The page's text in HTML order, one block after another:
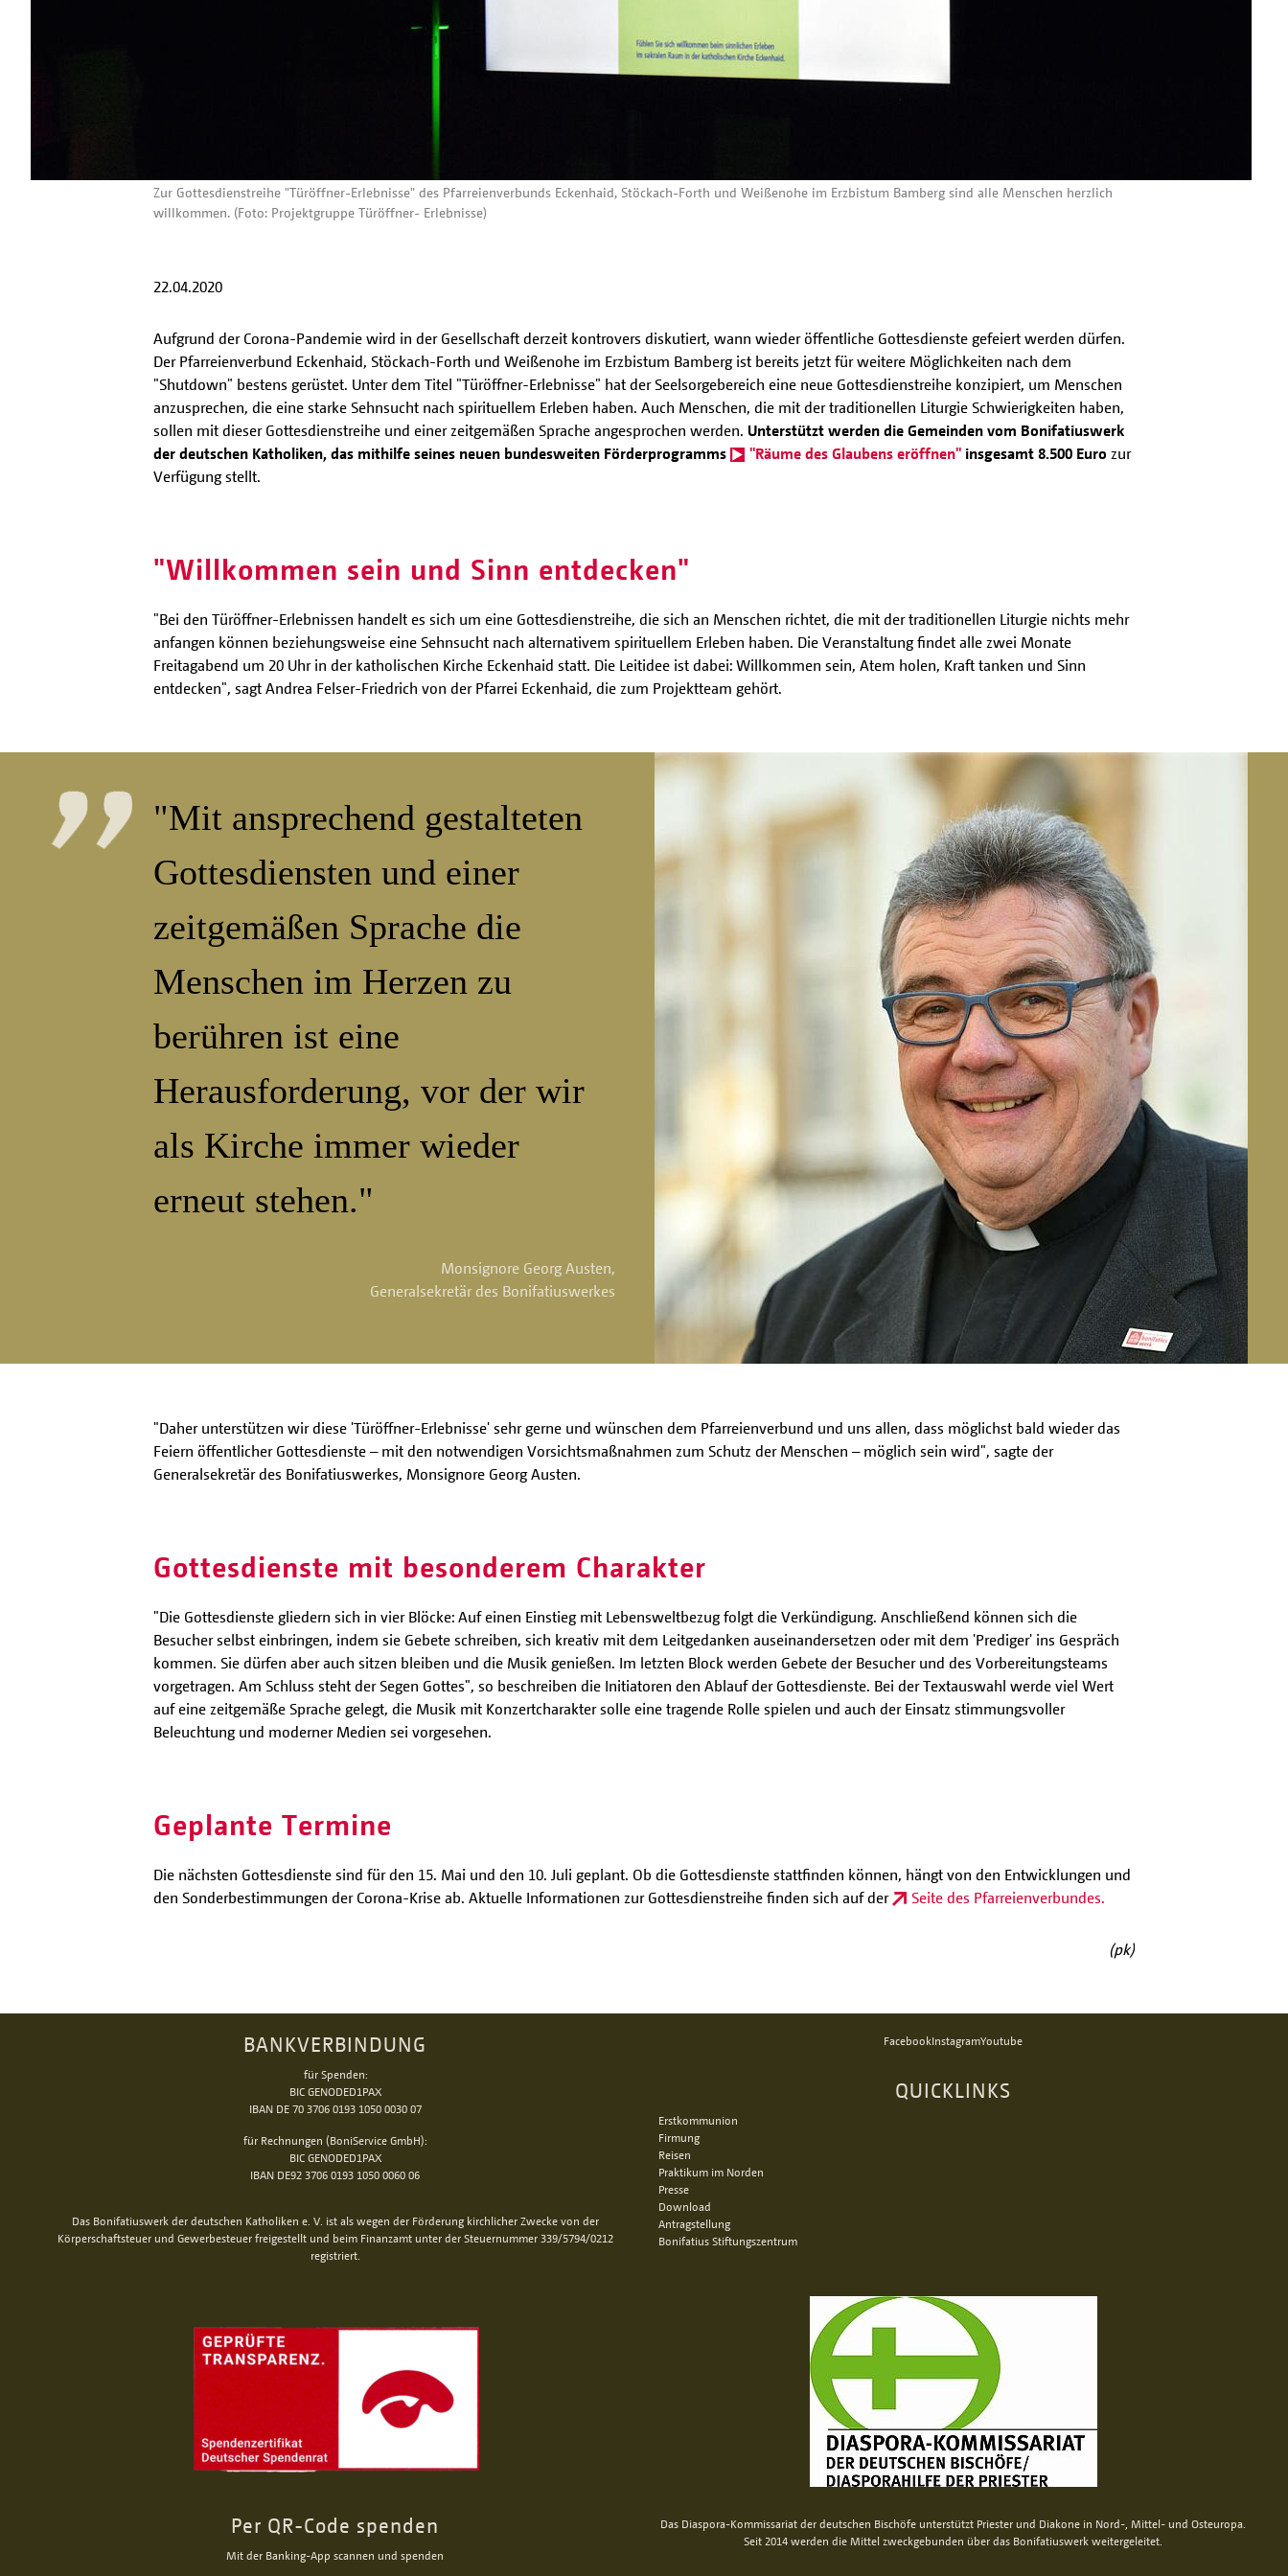
Zur Gottesdienstreihe "Türöffner-Erlebnisse" des Pfarreienverbunds Eckenhaid, Stöckach-Forth und Weißenohe im Erzbistum Bamberg sind alle Menschen herzlich
willkommen. (Foto: Projektgruppe Türöffner- Erlebnisse)
22.04.2020
Aufgrund der Corona-Pandemie wird in der Gesellschaft derzeit kontrovers diskutiert, wann wieder öffentliche Gottesdienste gefeiert werden dürfen.
Der Pfarreienverbund Eckenhaid, Stöckach-Forth und Weißenohe im Erzbistum Bamberg ist bereits jetzt für weitere Möglichkeiten nach dem
"Shutdown" bestens gerüstet. Unter dem Titel "Türöffner-Erlebnisse" hat der Seelsorgebereich eine neue Gottesdienstreihe konzipiert, um Menschen
anzusprechen, die eine starke Sehnsucht nach spirituellem Erleben haben. Auch Menschen, die mit der traditionellen Liturgie Schwierigkeiten haben,
sollen mit dieser Gottesdienstreihe und einer zeitgemäßen Sprache angesprochen werden. Unterstützt werden die Gemeinden vom Bonifatiuswerk
der deutschen Katholiken, das mithilfe seines neuen bundesweiten Förderprogramms
"Räume des Glaubens eröffnen" insgesamt 8.500 Euro zur
Verfügung stellt.
"Willkommen sein und Sinn entdecken"
"Bei den Türöffner-Erlebnissen handelt es sich um eine Gottesdienstreihe, die sich an Menschen richtet, die mit der traditionellen Liturgie nichts mehr
anfangen können beziehungsweise eine Sehnsucht nach alternativem spirituellem Erleben haben. Die Veranstaltung findet alle zwei Monate
Freitagabend um 20 Uhr in der katholischen Kirche Eckenhaid statt. Die Leitidee ist dabei: Willkommen sein, Atem holen, Kraft tanken und Sinn
entdecken", sagt Andrea Felser-Friedrich von der Pfarrei Eckenhaid, die zum Projektteam gehört.
"Mit ansprechend gestalteten
Gottesdiensten und einer
zeitgemäßen Sprache die
Menschen im Herzen zu
berühren ist eine
Herausforderung, vor der wir
als Kirche immer wieder
erneut stehen."
Monsignore Georg Austen,
Generalsekretär des Bonifatiuswerkes
"Daher unterstützen wir diese 'Türöffner-Erlebnisse' sehr gerne und wünschen dem Pfarreienverbund und uns allen, dass möglichst bald wieder das
Feiern öffentlicher Gottesdienste – mit den notwendigen Vorsichtsmaßnahmen zum Schutz der Menschen – möglich sein wird", sagte der
Generalsekretär des Bonifatiuswerkes, Monsignore Georg Austen.
Gottesdienste mit besonderem Charakter
"Die Gottesdienste gliedern sich in vier Blöcke: Auf einen Einstieg mit Lebensweltbezug folgt die Verkündigung. Anschließend können sich die
Besucher selbst einbringen, indem sie Gebete schreiben, sich kreativ mit dem Leitgedanken auseinandersetzen oder mit dem 'Prediger' ins Gespräch
kommen. Sie dürfen aber auch sitzen bleiben und die Musik genießen. Im letzten Block werden Gebete der Besucher und des Vorbereitungsteams
vorgetragen. Am Schluss steht der Segen Gottes", so beschreiben die Initiatoren den Ablauf der Gottesdienste. Bei der Textauswahl werde viel Wert
auf eine zeitgemäße Sprache gelegt, die Musik mit Konzertcharakter solle eine tragende Rolle spielen und auch der Einsatz stimmungsvoller
Beleuchtung und moderner Medien sei vorgesehen.
Geplante Termine
Die nächsten Gottesdienste sind für den 15. Mai und den 10. Juli geplant. Ob die Gottesdienste stattfinden können, hängt von den Entwicklungen und
den Sonderbestimmungen der Corona-Krise ab. Aktuelle Informationen zur Gottesdienstreihe finden sich auf der
Seite des Pfarreienverbundes.
(pk)
BANKVERBINDUNG
für Spenden:
BIC GENODED1PAX
IBAN DE 70 3706 0193 1050 0030 07
für Rechnungen (BoniService GmbH):
BIC GENODED1PAX
IBAN DE92 3706 0193 1050 0060 06
Das Bonifatiuswerk der deutschen Katholiken e. V. ist als wegen der Förderung kirchlicher Zwecke von der
Körperschaftsteuer und Gewerbesteuer freigestellt und beim Finanzamt unter der Steuernummer 339/5794/0212
registriert.
Per QR-Code spenden
Mit der Banking-App scannen und spenden
FacebookInstagramYoutube
QUICKLINKS
Erstkommunion
Firmung
Reisen
Praktikum im Norden
Presse
Download
Antragstellung
Bonifatius Stiftungszentrum
Das Diaspora-Kommissariat der deutschen Bischöfe unterstützt Priester und Diakone in Nord-, Mittel- und Osteuropa.
Seit 2014 werden die Mittel zweckgebunden über das Bonifatiuswerk weitergeleitet.